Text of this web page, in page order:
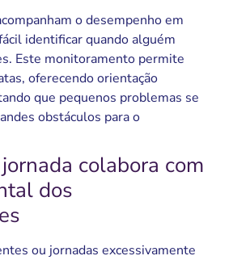
o desempenho em
identificar quando alguém
Este monitoramento permite
oferecendo orientação
que pequenos problemas se
obstáculos para o
colabora com
dos
ou jornadas excessivamente